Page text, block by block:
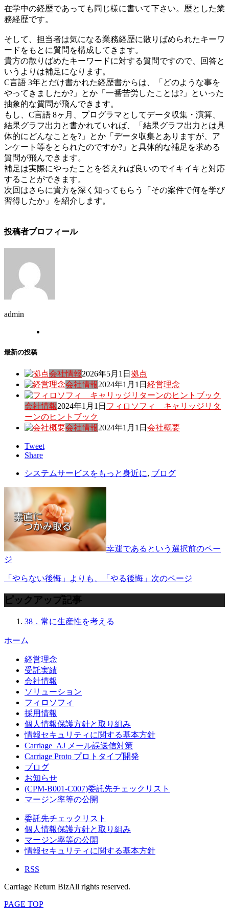
在学中の経歴であっても同じ様に書いて下さい。歴とした業
務経歴です。
そして、担当者は気になる業務経歴に散りばめられたキーワ
ードをもとに質問を構成してきます。
貴方の散りばめたキーワードに対する質問ですので、回答と
いうよりは補足になります。
C言語 3年とだけ書かれた経歴書からは、「どのような事を
やってきましたか?」とか「一番苦労したことは?」といった
抽象的な質問が飛んできます。
もし、C言語 8ヶ月、プログラマとしてデータ収集・演算、
結果グラフ出力と書かれていれば、「結果グラフ出力とは具
体的にどんなことを?」とか「データ収集とありますが、ア
ンケート等をとられたのですか?」と具体的な補足を求める
質問が飛んできます。
補足は実際にやったことを答えれば良いのでイキイキと対応
することができます。
次回はさらに貴方を深く知ってもらう「その案件で何を学び
習得したか」を紹介します。
投稿者プロフィール
admin
最新の投稿
会社情報2026年5月1日 拠点
会社情報2024年1月1日 経営理念
会社情報2024年1月1日 フィロソフィ キャリッジリタ
ーンのヒントブック
会社情報2024年1月1日 会社概要
Tweet
Share
システムサービスをもっと身近に, ブログ
幸運であるという選択前のペー
ジ
「やらない後悔」よりも、「やる後悔」 次のページ
ピックアップ記事
38．常に生産性を考える
ホーム
経営理念
受託実績
会社情報
ソリューション
フィロソフィ
採用情報
個人情報保護方針と取り組み
情報セキュリティに関する基本方針
Carriage_AJ メール誤送信対策
Carriage Proto プロトタイプ開発
ブログ
お知らせ
(CPM-B001-C007)委託先チェックリスト
マージン率等の公開
委託先チェックリスト
個人情報保護方針と取り組み
マージン率等の公開
情報セキュリティに関する基本方針
RSS
Carriage Return BizAll rights reserved.
PAGE TOP